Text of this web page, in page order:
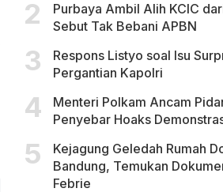
Purbaya Ambil Alih KCIC
Sebut Tak Bebani APBN
Respons Listyo soal Isu
Pergantian Kapolri
Menteri Polkam Ancam
Penyebar Hoaks
Kejagung Geledah Rumah
Bandung, Temukan
Febrie